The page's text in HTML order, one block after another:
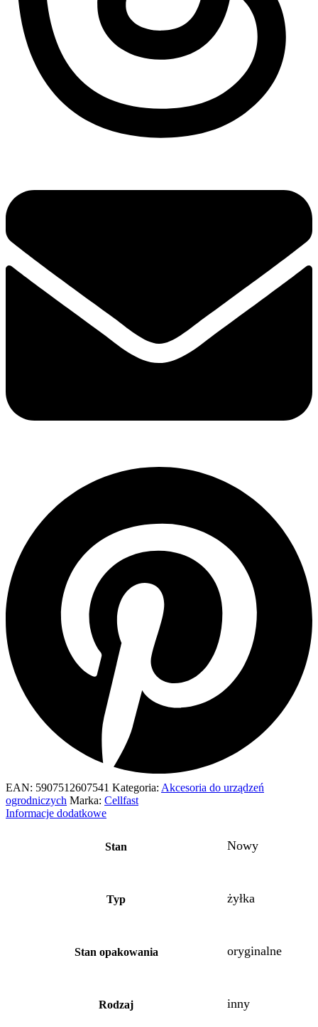
EAN: 5907512607541 Kategoria: Akcesoria do urządzeń
ogrodniczych Marka: Cellfast
Informacje dodatkowe
Stan Nowy
Typ żyłka
Stan opakowania oryginalne
Rodzaj inny